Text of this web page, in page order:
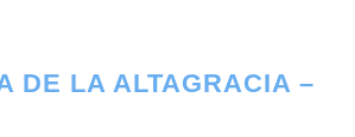
DE LA ALTAGRACIA –